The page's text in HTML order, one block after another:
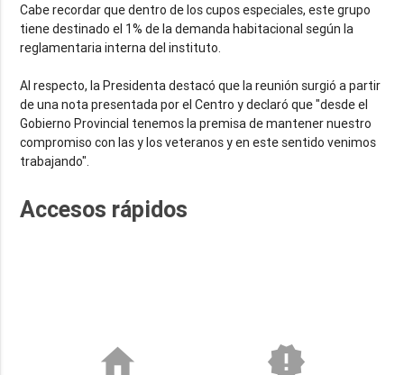
Cabe recordar que dentro de los cupos especiales, este grupo
tiene destinado el 1% de la demanda habitacional según la
reglamentaria interna del instituto.
Al respecto, la Presidenta destacó que la reunión surgió a partir
de una nota presentada por el Centro y declaró que "desde el
Gobierno Provincial tenemos la premisa de mantener nuestro
compromiso con las y los veteranos y en este sentido venimos
trabajando".
Accesos rápidos
home new_releases